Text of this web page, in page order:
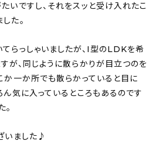
いですし、それをスッと受け入れたこ
た。
らっしゃいましたが、I型のLDKを希
が、同じように散らかりが目立つのを
か一か所でも散らかっていると目に
ん気に入っているところもあるのです
。
いました♪